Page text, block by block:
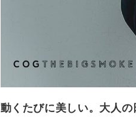
動くたびに美しい。大人の